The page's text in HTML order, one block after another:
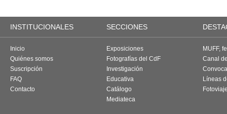
INSTITUCIONALES SECCIONES
Inicio
Quiénes somos
Suscripción
FAQ
Contacto
Exposiciones
Fotografías del CdF
Investigación
Educativa
Catálogo
Mediateca
MUFF,
Canal
Líneas